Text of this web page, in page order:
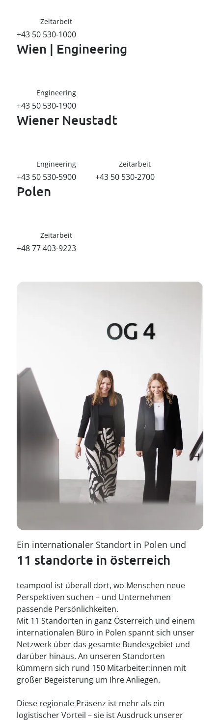
Zeitarbeit
+43 50 530-1000
Wien | Engineering
Engineering
+43 50 530-1900
Wiener Neustadt
Engineering
+43 50 530-5900
Zeitarbeit
+43 50 530-2700
Polen
Zeitarbeit
+48 77 403-9223
Ein internationaler Standort in Polen und
11 standorte in österreich
teampool ist überall dort, wo Menschen neue
Perspektiven suchen – und Unternehmen
passende Persönlichkeiten.
Mit 11 Standorten in ganz Österreich und einem
internationalen Büro in Polen spannt sich unser
Netzwerk über das gesamte Bundesgebiet und
darüber hinaus. An unseren Standorten
kümmern sich rund 150 Mitarbeiter:innen mit
großer Begeisterung um Ihre Anliegen.
Diese regionale Präsenz ist mehr als ein
logistischer Vorteil – sie ist Ausdruck unserer